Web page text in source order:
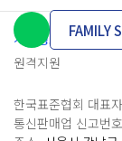
개인정보처리방침
원격지원
FAMILY
한국표준협회 대표자
통신판매업 신고번호